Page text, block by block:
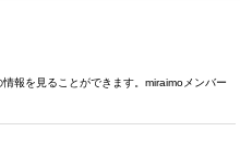
報を見ることができます。miraimoメンバー